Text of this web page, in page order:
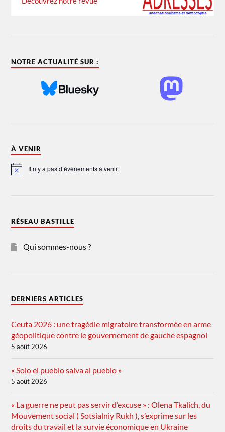
NOTRE ACTUALITÉ SUR :
À VENIR
Notice Il n’y a pas d’évènements à venir.
RÉSEAU BASTILLE
Qui sommes-nous ?
DERNIERS ARTICLES
Ceuta 2026 : une tragédie migratoire transformée en arme
géopolitique contre le gouvernement de gauche espagnol
5 août 2026
« Solo el pueblo salva al pueblo »
5 août 2026
« La guerre ne peut pas servir d’excuse » : Olena Tkalich, du
Mouvement social ( Sotsialniy Rukh ), s’exprime sur les
droits du travail et la survie économique en Ukraine